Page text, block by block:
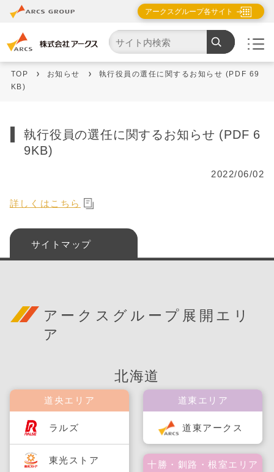
アークスグループ各サイト
TOP お知らせ
執行役員の選任に関するお知らせ (PDF 69
KB)
執行役員の選任に関するお知らせ (PDF 6
9KB)
2022/06/02
詳しくはこちら
サイトマップ
アークスグループ展開エリ
ア
北海道
道央エリア
ラルズ
東光ストア
道東エリア
道東アークス
十勝・釧路・根室エリア